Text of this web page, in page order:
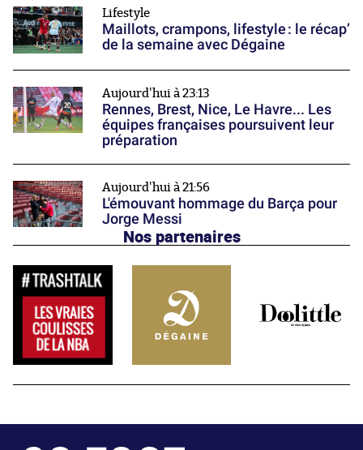
Lifestyle
Maillots, crampons, lifestyle : le récap’
de la semaine avec Dégaine
Aujourd'hui à 23:13
Rennes, Brest, Nice, Le Havre... Les
équipes françaises poursuivent leur
préparation
Aujourd'hui à 21:56
L'émouvant hommage du Barça pour
Jorge Messi
Nos partenaires